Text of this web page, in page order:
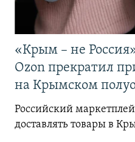
«Крым – не
Ozon прекратил
на Крымском
Российский
доставлять товары в